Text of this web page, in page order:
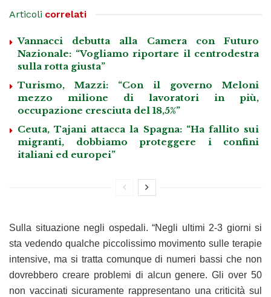
Articoli correlati
Vannacci debutta alla Camera con Futuro
Nazionale: “Vogliamo riportare il centrodestra
sulla rotta giusta”
Turismo, Mazzi: “Con il governo Meloni
mezzo milione di lavoratori in più,
occupazione cresciuta del 18,5%”
Ceuta, Tajani attacca la Spagna: “Ha fallito sui
migranti, dobbiamo proteggere i confini
italiani ed europei”
Sulla situazione negli ospedali. “Negli ultimi 2-3 giorni si
sta vedendo qualche piccolissimo movimento sulle terapie
intensive, ma si tratta comunque di numeri bassi che non
dovrebbero creare problemi di alcun genere. Gli over 50
non vaccinati sicuramente rappresentano una criticità sul